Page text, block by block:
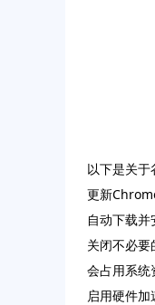
以下是关于
更新
自动下载
关闭不必要
会占用系统
启用硬件